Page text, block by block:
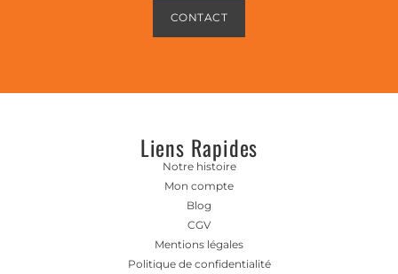
CONTACT
Liens Rapides
Notre histoire
Mon compte
Blog
CGV
Mentions légales
Politique de confidentialité